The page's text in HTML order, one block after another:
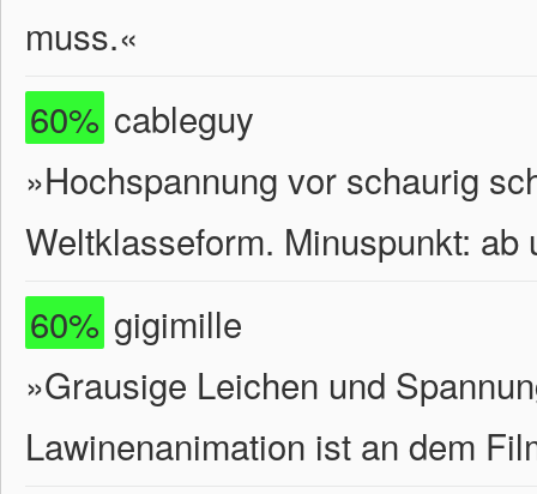
muss.«
60% cableguy
»Hochspannung vor schaurig
Weltklasseform. Minuspunkt:
60% gigimille
»Grausige Leichen und
Lawinenanimation ist an dem